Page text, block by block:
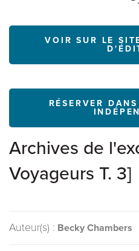
VOIR SUR LE
RÉSERVER
Archives de
Voyageurs T. 3]
Auteur(s) : Becky Chambers